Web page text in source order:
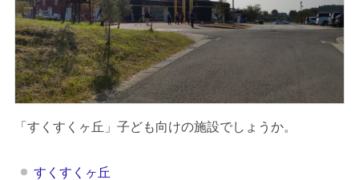
「すくすくヶ丘」子ども向けの施設でしょうか。
すくすくヶ丘